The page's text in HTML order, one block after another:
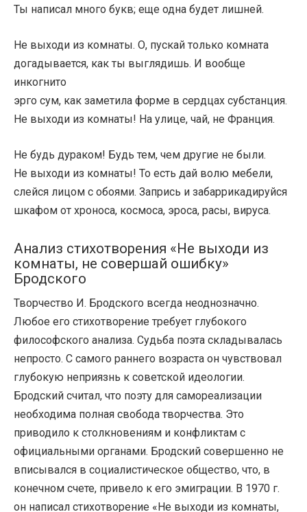
Ты написал много букв; еще одна будет лишней.
Не выходи из комнаты. О, пускай только комната
догадывается, как ты выглядишь. И вообще
инкогнито
эрго сум, как заметила форме в сердцах субстанция.
Не выходи из комнаты! На улице, чай, не Франция.
Не будь дураком! Будь тем, чем другие не были.
Не выходи из комнаты! То есть дай волю мебели,
слейся лицом с обоями. Запрись и забаррикадируйся
шкафом от хроноса, космоса, эроса, расы, вируса.
Анализ стихотворения «Не выходи из
комнаты, не совершай ошибку»
Бродского
Творчество И. Бродского всегда неоднозначно.
Любое его стихотворение требует глубокого
философского анализа. Судьба поэта складывалась
непросто. С самого раннего возраста он чувствовал
глубокую неприязнь к советской идеологии.
Бродский считал, что поэту для самореализации
необходима полная свобода творчества. Это
приводило к столкновениям и конфликтам с
официальными органами. Бродский совершенно не
вписывался в социалистическое общество, что, в
конечном счете, привело к его эмиграции. В 1970 г.
он написал стихотворение «Не выходи из комнаты,